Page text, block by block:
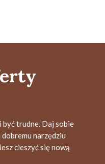
być trudne. Daj sobie
narzędziu
cieszyć się nową